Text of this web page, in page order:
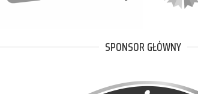
SPONSOR GŁÓWNY